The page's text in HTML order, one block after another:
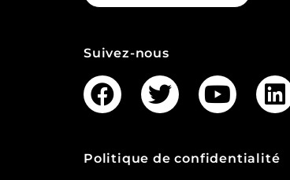
Suivez-nous
Politique de confidentialité